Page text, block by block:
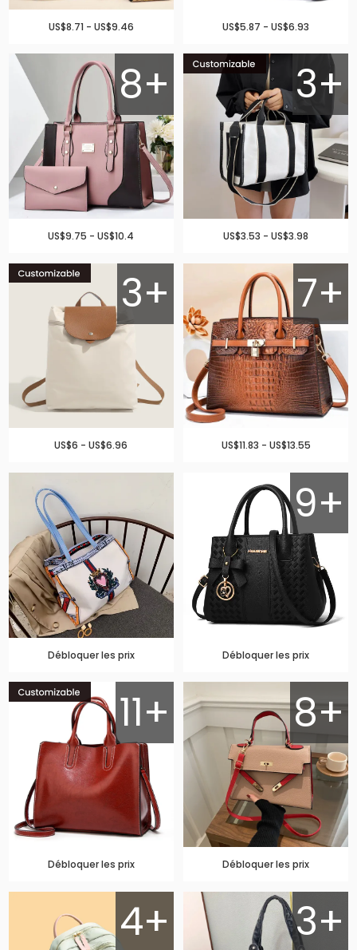
US$8.71 - US$9.46 US$5.87 - US$6.93
8+
US$9.75 - US$10.4
3+
US$3.53 - US$3.98
3+
US$6 - US$6.96
7+
US$11.83 - US$13.55
Débloquer les prix
9+
Débloquer les prix
11+
Débloquer les prix
8+
Débloquer les prix
4+ 3+